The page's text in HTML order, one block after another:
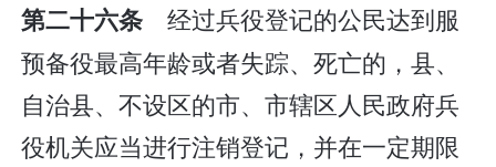
第二十六条经过兵役登记的公民达到服
预备役最高年龄或者失踪、死亡的，县、
自治县、不设区的市、市辖区人民政府兵
役机关应当进行注销登记，并在一定期限